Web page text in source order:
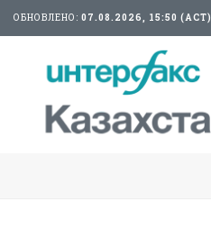
ОБНОВЛЕНО: 07.08.2026, 15:50 (АСТ)